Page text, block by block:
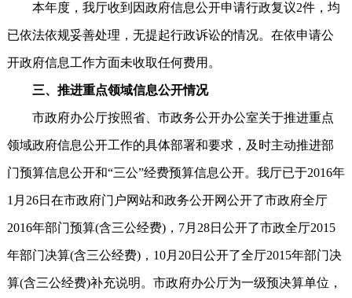
本年度，我厅收到因政府信息公开申请行政复议2件，均
已依法依规妥善处理，无提起行政诉讼的情况。在依申请公
开政府信息工作方面未收取任何费用。
三、推进重点领域信息公开情况
市政府办公厅按照省、市政务公开办公室关于推进重点
领域政府信息公开工作的具体部署和要求，及时主动推进部
门预算信息公开和“三公”经费预算信息公开。我厅已于2016年
1月26日在市政府门户网站和政务公开网公开了市政府全厅
2016年部门预算(含三公经费)，7月28日公开了市政全厅2015
年部门决算(含三公经费)，10月20日公开了全厅2015年部门决
算(含三公经费)补充说明。市政府办公厅为一级预决算单位，